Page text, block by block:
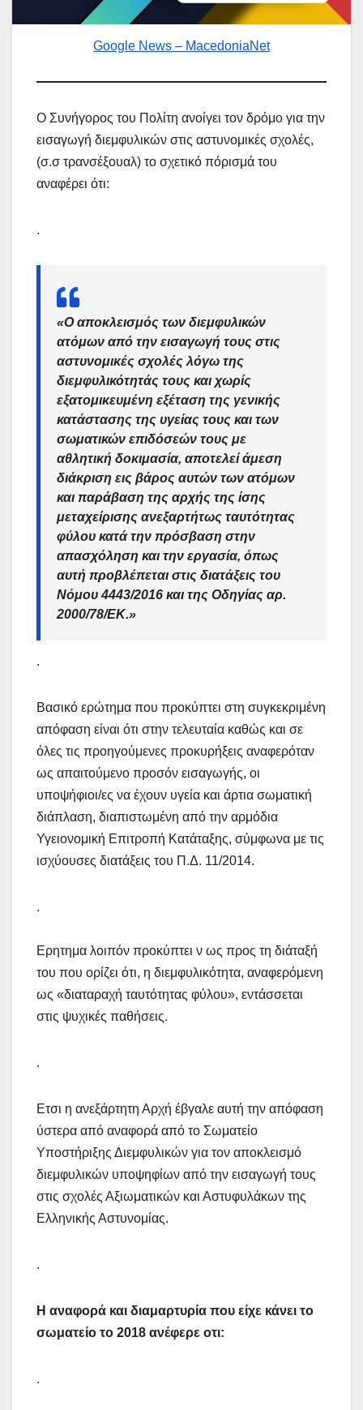
Google News – MacedoniaNet
Ο Συνήγορος του Πολίτη ανοίγει τον δρόμο για την
εισαγωγή διεμφυλικών στις αστυνομικές σχολές,
(σ.σ τρανσέξουαλ) το σχετικό πόρισμά του
αναφέρει ότι:
.
«Ο αποκλεισμός των διεμφυλικών
ατόμων από την εισαγωγή τους στις
αστυνομικές σχολές λόγω της
διεμφυλικότητάς τους και χωρίς
εξατομικευμένη εξέταση της γενικής
κατάστασης της υγείας τους και των
σωματικών επιδόσεών τους με
αθλητική δοκιμασία, αποτελεί άμεση
διάκριση εις βάρος αυτών των ατόμων
και παράβαση της αρχής της ίσης
μεταχείρισης ανεξαρτήτως ταυτότητας
φύλου κατά την πρόσβαση στην
απασχόληση και την εργασία, όπως
αυτή προβλέπεται στις διατάξεις του
Νόμου 4443/2016 και της Οδηγίας αρ.
2000/78/ΕΚ.»
.
Βασικό ερώτημα που προκύπτει στη συγκεκριμένη
απόφαση είναι ότι στην τελευταία καθώς και σε
όλες τις προηγούμενες προκυρήξεις αναφερόταν
ως απαιτούμενο προσόν εισαγωγής, οι
υποψήφιοι/ες να έχουν υγεία και άρτια σωματική
διάπλαση, διαπιστωμένη από την αρμόδια
Υγειονομική Επιτροπή Κατάταξης, σύμφωνα με τις
ισχύουσες διατάξεις του Π.Δ. 11/2014.
.
Ερητημα λοιπόν προκύπτει ν ως προς τη διάταξή
του που ορίζει ότι, η διεμφυλικότητα, αναφερόμενη
ως «διαταραχή ταυτότητας φύλου», εντάσσεται
στις ψυχικές παθήσεις.
.
Ετσι η ανεξάρτητη Αρχή έβγαλε αυτή την απόφαση
ύστερα από αναφορά από το Σωματείο
Υποστήριξης Διεμφυλικών για τον αποκλεισμό
διεμφυλικών υποψηφίων από την εισαγωγή τους
στις σχολές Αξιωματικών και Αστυφυλάκων της
Ελληνικής Αστυνομίας.
.
Η αναφορά και διαμαρτυρία που είχε κάνει το
σωματείο το 2018 ανέφερε οτι:
.